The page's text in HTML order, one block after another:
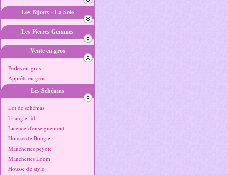
Les Bijoux - La Soie
Les Pierres Gemmes
Vente en gros
Perles en gros
Apprêts en gros
Les Schémas
Lot de schémas
Triangle 3d
Licence d'enseignement
Housse de Bougie
Manchettes peyote
Manchettes Loom
Housse de stylo